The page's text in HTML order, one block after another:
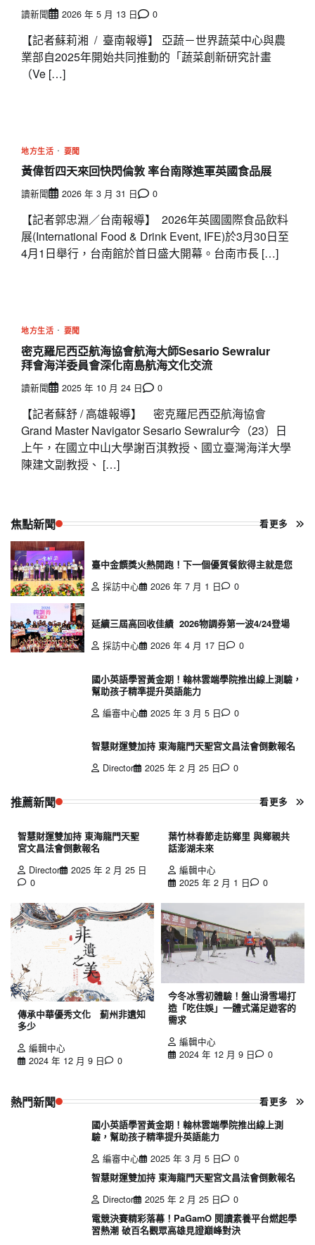
讀新聞 2026 年 5 月 13 日 0
【記者蘇莉湘 / 臺南報導】 亞蔬－世界蔬菜中心與農
業部自2025年開始共同推動的「蔬菜創新研究計畫
（Ve […]
地方生活 要聞
黃偉哲四天來回快閃倫敦 率台南隊進軍英國食品展
讀新聞 2026 年 3 月 31 日 0
【記者郭忠淵／台南報導】 2026年英國國際食品飲料
展(International Food & Drink Event, IFE)於3月30日至
4月1日舉行，台南館於首日盛大開幕。台南市長 […]
地方生活 要聞
密克羅尼西亞航海協會航海大師Sesario Sewralur
拜會海洋委員會深化南島航海文化交流
讀新聞 2025 年 10 月 24 日 0
【記者蘇舒 / 高雄報導】 密克羅尼西亞航海協會
Grand Master Navigator Sesario Sewralur今（23）日
上午，在國立中山大學謝百淇教授、國立臺灣海洋大學
陳建文副教授、 […]
焦點新聞 看更多
臺中金饌獎火熱開跑！下一個優質餐飲得主就是您
採訪中心
2026 年 7 月 1 日 0
延續三屆高回收佳績 2026物調券第一波4/24登場
採訪中心
2026 年 4 月 17 日 0
國小英語學習黃金期！翰林雲端學院推出線上測驗，
幫助孩子精準提升英語能力
編審中心
2025 年 3 月 5 日 0
智慧財運雙加持 東海龍門天聖宮文昌法會倒數報名
Director
2025 年 2 月 25 日 0
推薦新聞 看更多
智慧財運雙加持 東海龍門天聖
宮文昌法會倒數報名
Director
2025 年 2 月 25 日
0
葉竹林春節走訪鄉里 與鄉親共
話澎湖未來
編輯中心
2025 年 2 月 1 日
0
傳承中華優秀文化 薊州非遺知
多少
編輯中心
2024 年 12 月 9 日
0
今冬冰雪初體驗！盤山滑雪場打
造「吃住娛」一體式滿足遊客的
需求
編輯中心
2024 年 12 月 9 日
0
熱門新聞 看更多
國小英語學習黃金期！翰林雲端學院推出線上測
驗，幫助孩子精準提升英語能力
編審中心
2025 年 3 月 5 日
0
智慧財運雙加持 東海龍門天聖宮文昌法會倒數報名
Director
2025 年 2 月 25 日
0
電競決賽精彩落幕！PaGamO 閱讀素養平台燃起學
習熱潮 破百名觀眾高雄見證巔峰對決